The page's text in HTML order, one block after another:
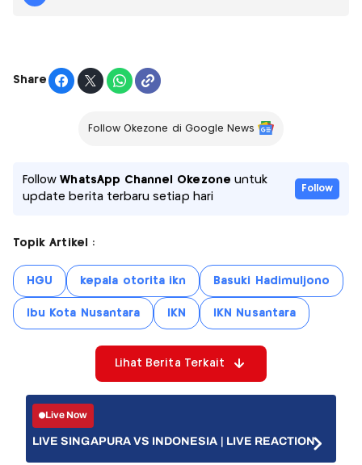
Share
Follow Okezone di Google News
FollowWhatsApp Channel Okezone untuk
update berita terbaru setiap hari
Follow
Topik Artikel :
HGU kepala otorita ikn Basuki Hadimuljono
Ibu Kota Nusantara IKN IKN Nusantara
Lihat Berita Terkait
Live Now
LIVE SINGAPURA VS INDONESIA | LIVE REACTION